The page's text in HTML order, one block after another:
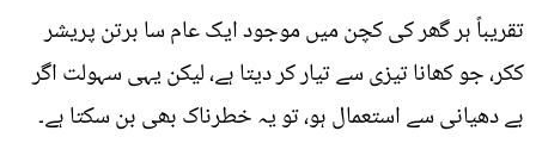
تقریباً ہر گھر کی کچن میں موجود ایک عام سا برتن پریشر
ککر، جو کھانا تیزی سے تیار کر دیتا ہے، لیکن یہی سہولت اگر
بے دھیانی سے استعمال ہو، تو یہ خطرناک بھی بن سکتا ہے۔